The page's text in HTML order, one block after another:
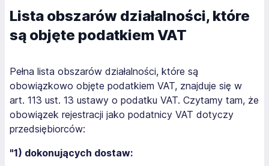
Lista obszarów działalności, które
są objęte podatkiem VAT
Pełna lista obszarów działalności, które są
obowiązkowo objęte podatkiem VAT, znajduje się w
art. 113 ust. 13 ustawy o podatku VAT. Czytamy tam, że
obowiązek rejestracji jako podatnicy VAT dotyczy
przedsiębiorców:
"1) dokonujących dostaw: